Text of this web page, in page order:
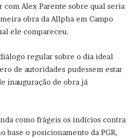
com Alex Parente sobre qual seria
obra da Allpha em Campo
ele compareceu.
regular sobre o dia ideal
de autoridades pudessem estar
inauguração de obra já
como frágeis os indícios contra
base o posicionamento da PGR,